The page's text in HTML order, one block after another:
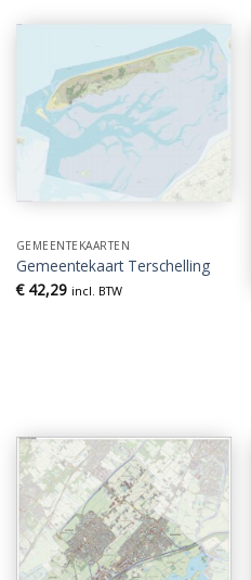
GEMEENTEKAARTEN
Gemeentekaart Terschelling
€42,29 incl. BTW